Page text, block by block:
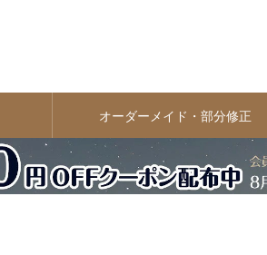
オーダーメイド・部分修正
並び順
新着順